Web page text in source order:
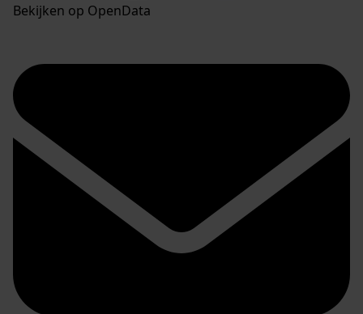
Bekijken op OpenData